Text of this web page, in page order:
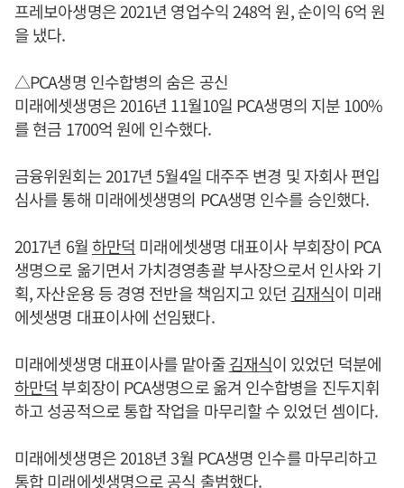
프레보아생명은 2021년 영업수익 248억 원, 순이익 6억 원
을 냈다.
△PCA생명 인수합병의 숨은 공신
미래에셋생명은 2016년 11월10일 PCA생명의 지분 100%
를 현금 1700억 원에 인수했다.
금융위원회는 2017년 5월4일 대주주 변경 및 자회사 편입
심사를 통해 미래에셋생명의 PCA생명 인수를 승인했다.
2017년 6월하만덕 미래에셋생명 대표이사 부회장이 PCA
생명으로 옮기면서 가치경영총괄 부사장으로서 인사와 기
획, 자산운용 등 경영 전반을 책임지고 있던 김재식이 미래
에셋생명 대표이사에 선임됐다.
미래에셋생명 대표이사를 맡아줄김재식이 있었던 덕분에
하만덕부회장이 PCA생명으로 옮겨 인수합병을 진두지휘
하고 성공적으로 통합 작업을 마무리할 수 있었던 셈이다.
미래에셋생명은 2018년 3월 PCA생명 인수를 마무리하고
통합 미래에셋생명으로 공식 출범했다.